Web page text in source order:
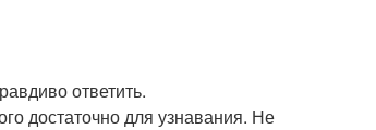
ответить.
достаточно для узнавания. Не